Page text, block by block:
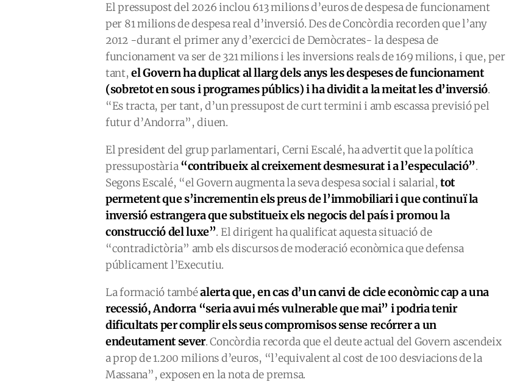
El pressupost del 2026 inclou 613 milions d’euros de despesa de funcionament
per 81 milions de despesa real d’inversió. Des de Concòrdia recorden que l’any
2012 -durant el primer any d’exercici de Demòcrates- la despesa de
funcionament va ser de 321 milions i les inversions reals de 169 milions, i que, per
tant,el Govern ha duplicat al llarg dels anys les despeses de funcionament
(sobretot en sous i programes públics) i ha dividit a la meitat les d’inversió.
“Es tracta, per tant, d’un pressupost de curt termini i amb escassa previsió pel
futur d’Andorra”, diuen.
El president del grup parlamentari, Cerni Escalé, ha advertit que la política
pressupostària“contribueix al creixement desmesurat i a l’especulació”.
Segons Escalé, “el Govern augmenta la seva despesa social i salarial,tot
permetent que s’incrementin els preus de l’immobiliari i que continuï la
inversió estrangera que substitueix els negocis del país i promou la
construcció del luxe”. El dirigent ha qualificat aquesta situació de
“contradictòria” amb els discursos de moderació econòmica que defensa
públicament l’Executiu.
La formació tambéalerta que, en cas d’un canvi de cicle econòmic cap a una
recessió, Andorra “seria avui més vulnerable que mai” i podria tenir
dificultats per complir els seus compromisos sense recórrer a un
endeutament sever. Concòrdia recorda que el deute actual del Govern ascendeix
a prop de 1.200 milions d’euros, “l’equivalent al cost de 100 desviacions de la
Massana”, exposen en la nota de premsa.